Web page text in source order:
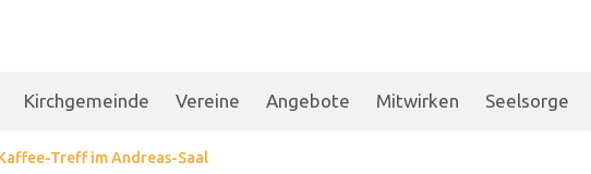
Kirchgemeinde Vereine Angebote Mitwirken Seelsorge
Treff im Andreas-Saal